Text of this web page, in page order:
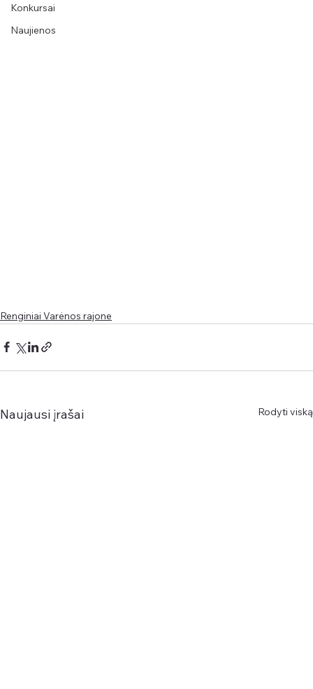
Konkursai
Naujienos
Renginiai Varėnos rajone
Naujausi įrašai Rodyti viską